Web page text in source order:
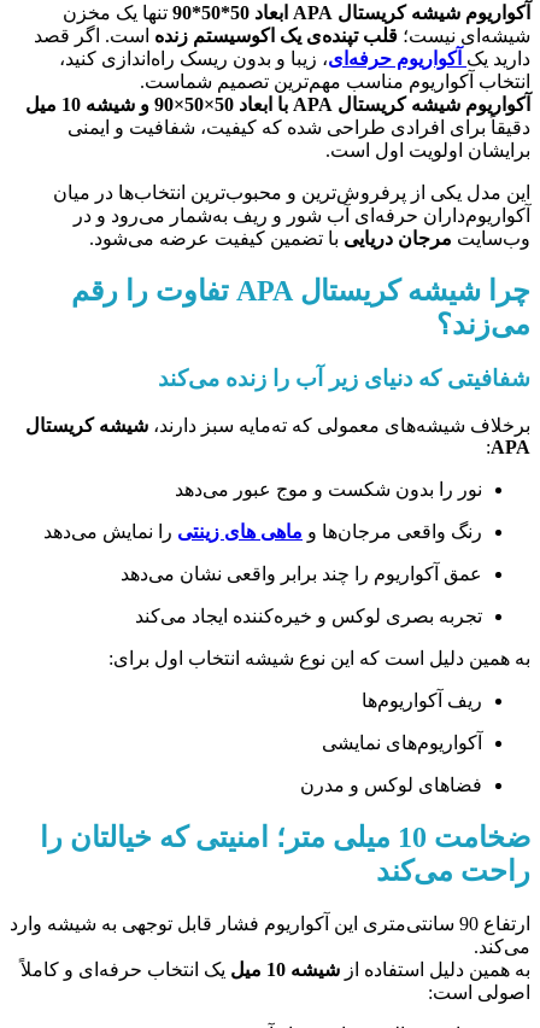
آکواریوم شیشه کریستال APA ابعاد 50*50*90
تنها یک مخزن
شیشه‌ای نیست؛ قلب تپنده‌ی یک اکوسیستم زنده است. اگر قصد
دارید یک آکواریوم حرفه‌ای، زیبا و بدون ریسک راه‌اندازی کنید،
انتخاب آکواریوم مناسب مهم‌ترین تصمیم شماست.
آکواریوم شیشه کریستال APA با ابعاد 50×50×90 و شیشه 10 میل
دقیقاً برای افرادی طراحی شده که کیفیت، شفافیت و ایمنی
برایشان اولویت اول است.
این مدل یکی از پرفروش‌ترین و محبوب‌ترین انتخاب‌ها در میان
آکواریوم‌داران حرفه‌ای آب شور و ریف به‌شمار می‌رود و در
وب‌سایت مرجان دریایی با تضمین کیفیت عرضه می‌شود.
چرا شیشه کریستال APA تفاوت را رقم
می‌زند؟
شفافیتی که دنیای زیر آب را زنده می‌کند
برخلاف شیشه‌های معمولی که ته‌مایه سبز دارند، شیشه کریستال
APA
:
نور را بدون شکست و موج عبور می‌دهد
رنگ واقعی مرجان‌ها و ماهی‌ های زینتی را نمایش می‌دهد
عمق آکواریوم را چند برابر واقعی نشان می‌دهد
تجربه بصری لوکس و خیره‌کننده ایجاد می‌کند
به همین دلیل است که این نوع شیشه انتخاب اول برای:
ریف آکواریوم‌ها
آکواریوم‌های نمایشی
فضاهای لوکس و مدرن
ضخامت 10 میلی متر؛ امنیتی که خیالتان را
راحت می‌کند
ارتفاع 90 سانتی‌متری این آکواریوم فشار قابل توجهی به شیشه وارد
می‌کند.
به همین دلیل استفاده از شیشه 10 میل
یک انتخاب حرفه‌ای و کاملاً
اصولی است: